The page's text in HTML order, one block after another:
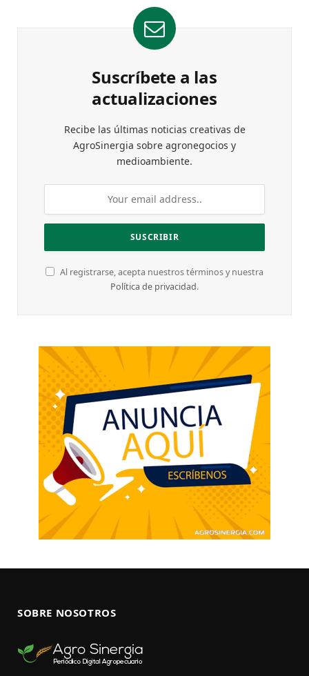
Suscríbete a las
actualizaciones
Recibe las últimas noticias creativas de
AgroSinergia sobre agronegocios y
medioambiente.
Al registrarse, acepta nuestros términos y nuestra
Política de privacidad.
SOBRE NOSOTROS